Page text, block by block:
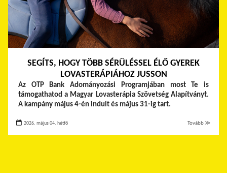
SEGÍTS, HOGY TÖBB SÉRÜLÉSSEL ÉLŐ GYEREK
LOVASTERÁPIÁHOZ JUSSON
Az OTP Bank Adományozási Programjában most Te is
támogathatod a Magyar Lovasterápia Szövetség Alapítványt.
A kampány május 4-én indult és május 31-ig tart.
2026. május 04. hétfő Tovább ≫